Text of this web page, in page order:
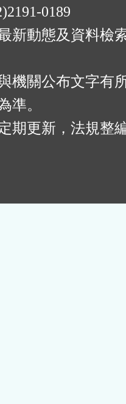
0189
新動態及資料檢
機關公布文字有
準。
期更新，法規整